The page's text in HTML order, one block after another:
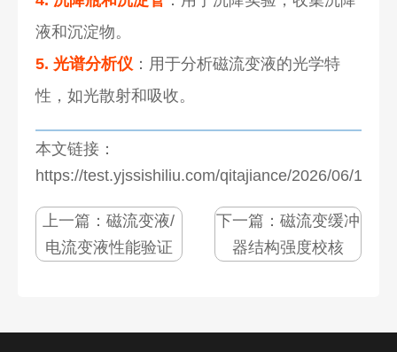
液和沉淀物。
5. 光谱分析仪 ：用于分析磁流变液的光学特
性，如光散射和吸收。
本文链接：
https://test.yjssishiliu.com/qitajiance/2026/06/
上一篇：磁流变液/
电流变液性能验证
下一篇：磁流变缓冲
器结构强度校核